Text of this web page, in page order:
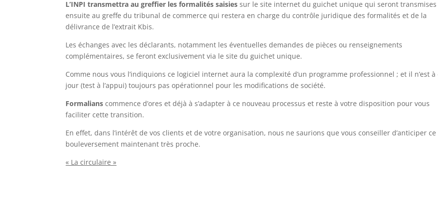
L’INPI transmettra au greffier les formalités saisies sur le site internet du guichet unique qui seront transmises
ensuite au greffe du tribunal de commerce qui restera en charge du contrôle juridique des formalités et de la
délivrance de l’extrait Kbis.
Les échanges avec les déclarants, notamment les éventuelles demandes de pièces ou renseignements
complémentaires, se feront exclusivement via le site du guichet unique.
Comme nous vous l’indiquions ce logiciel internet aura la complexité d’un programme professionnel ; et il n’est à
jour (test à l’appui) toujours pas opérationnel pour les modifications de société.
Formalianscommence d’ores et déjà à s’adapter à ce nouveau processus et reste à votre disposition pour vous
faciliter cette transition.
En effet, dans l’intérêt de vos clients et de votre organisation, nous ne saurions que vous conseiller d’anticiper ce
bouleversement maintenant très proche.
« La circulaire »